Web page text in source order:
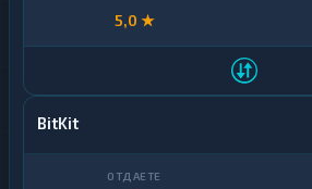
5,0 ★
BitKit